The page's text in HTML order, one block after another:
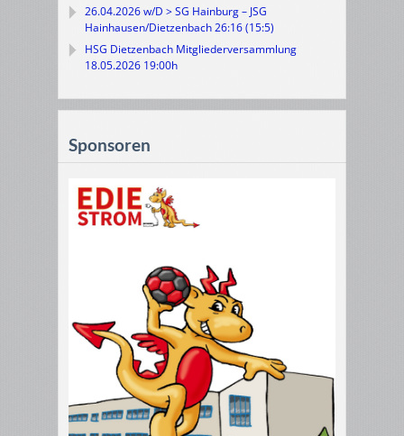
26.04.2026 w/D > SG Hainburg – JSG
Hainhausen/Dietzenbach 26:16 (15:5)
HSG Dietzenbach Mitgliederversammlung
18.05.2026 19:00h
Sponsoren